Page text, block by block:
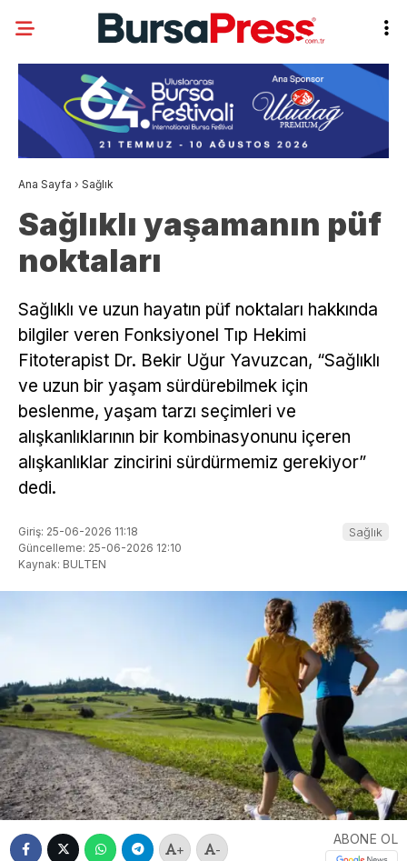
Ana Sayfa › Sağlık
Sağlıklı yaşamanın püf
noktaları
Sağlıklı ve uzun hayatın püf noktaları hakkında
bilgiler veren Fonksiyonel Tıp Hekimi
Fitoterapist Dr. Bekir Uğur Yavuzcan, “Sağlıklı
ve uzun bir yaşam sürdürebilmek için
beslenme, yaşam tarzı seçimleri ve
alışkanlıklarının bir kombinasyonunu içeren
alışkanlıklar zincirini sürdürmemiz gerekiyor”
dedi.
Giriş: 25-06-2026 11:18
Güncelleme: 25-06-2026 12:10
Kaynak: BULTEN
Sağlık
+ -
ABONE OL